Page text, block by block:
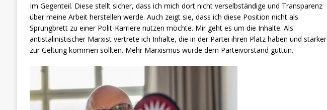
Im Gegenteil. Diese stellt sicher, dass ich mich dort nicht verselbständige und Transparenz
über meine Arbeit herstellen werde. Auch zeigt sie, dass ich diese Position nicht als
Sprungbrett zu einer Polit-Karriere nutzen möchte. Mir geht es um die Inhalte. Als
antistalinistischer Marxist vertrete ich Inhalte, die in der Partei ihren Platz haben und stärker
zur Geltung kommen sollten. Mehr Marxismus würde dem Parteivorstand guttun.